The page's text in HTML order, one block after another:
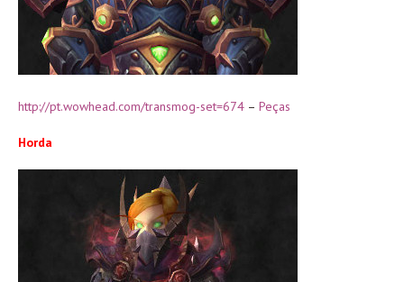
http://pt.wowhead.com/transmog-set=674 – Peças
Horda